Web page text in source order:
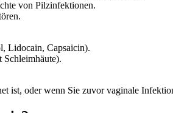
von Pilzinfektionen.
Lidocain, Capsaicin).
Schleimhäute).
ist, oder wenn Sie zuvor vaginale